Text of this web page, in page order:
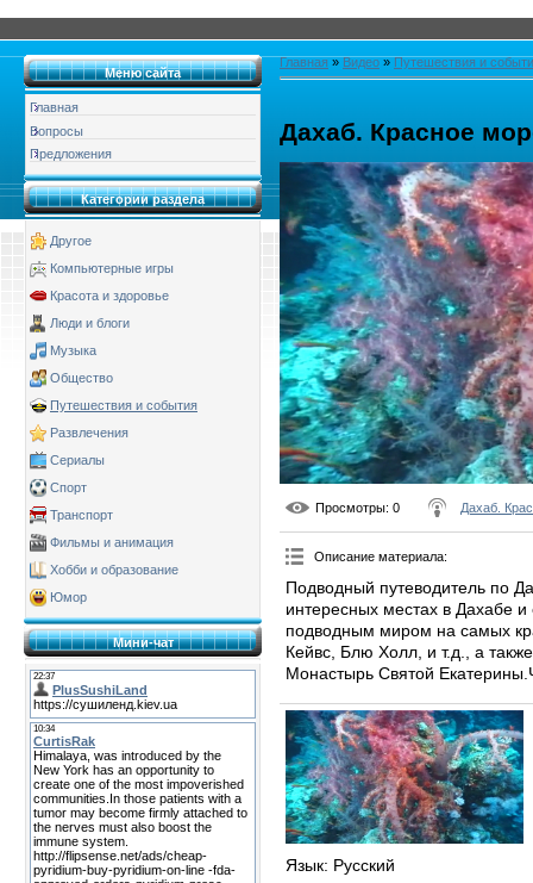
Меню сайта
Главная
Вопросы
Предложения
Категории раздела
Другое
Компьютерные игры
Красота и здоровье
Люди и блоги
Музыка
Общество
Путешествия и события
Развлечения
Сериалы
Спорт
Транспорт
Фильмы и анимация
Хобби и образование
Юмор
Мини-чат
Главная » Видео » Путешествия и
Дахаб. Красное
Просмотры: 0 Дахаб.
Описание материала:
Подводный путеводитель по
интересных местах в Дахабе и
подводным миром на самых
Кейвс, Блю Холл, и т.д., а
Монастырь Святой
Язык: Русский